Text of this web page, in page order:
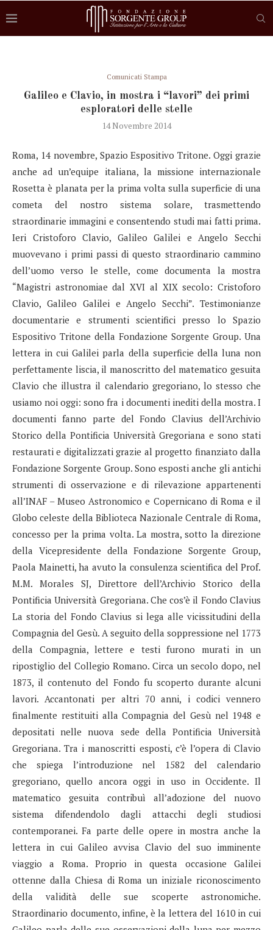
Comunicati Stampa
Galileo e Clavio, in mostra i “lavori” dei primi
esploratori delle stelle
14 Novembre 2014
Roma, 14 novembre, Spazio Espositivo Tritone. Oggi grazie
anche ad un’equipe italiana, la missione internazionale
Rosetta è planata per la prima volta sulla superficie di una
cometa del nostro sistema solare, trasmettendo
straordinarie immagini e consentendo studi mai fatti prima.
Ieri Cristoforo Clavio, Galileo Galilei e Angelo Secchi
muovevano i primi passi di questo straordinario cammino
dell’uomo verso le stelle, come documenta la mostra
“Magistri astronomiae dal XVI al XIX secolo: Cristoforo
Clavio, Galileo Galilei e Angelo Secchi”. Testimonianze
documentarie e strumenti scientifici presso lo Spazio
Espositivo Tritone della Fondazione Sorgente Group. Una
lettera in cui Galilei parla della superficie della luna non
perfettamente liscia, il manoscritto del matematico gesuita
Clavio che illustra il calendario gregoriano, lo stesso che
usiamo noi oggi: sono fra i documenti inediti della mostra. I
documenti fanno parte del Fondo Clavius dell’Archivio
Storico della Pontificia Università Gregoriana e sono stati
restaurati e digitalizzati grazie al progetto finanziato dalla
Fondazione Sorgente Group. Sono esposti anche gli antichi
strumenti di osservazione e di rilevazione appartenenti
all’INAF – Museo Astronomico e Copernicano di Roma e il
Globo celeste della Biblioteca Nazionale Centrale di Roma,
concesso per la prima volta. La mostra, sotto la direzione
della Vicepresidente della Fondazione Sorgente Group,
Paola Mainetti, ha avuto la consulenza scientifica del Prof.
M.M. Morales SJ, Direttore dell’Archivio Storico della
Pontificia Università Gregoriana. Che cos’è il Fondo Clavius
La storia del Fondo Clavius si lega alle vicissitudini della
Compagnia del Gesù. A seguito della soppressione nel 1773
della Compagnia, lettere e testi furono murati in un
ripostiglio del Collegio Romano. Circa un secolo dopo, nel
1873, il contenuto del Fondo fu scoperto durante alcuni
lavori. Accantonati per altri 70 anni, i codici vennero
finalmente restituiti alla Compagnia del Gesù nel 1948 e
depositati nelle nuova sede della Pontificia Università
Gregoriana. Tra i manoscritti esposti, c’è l’opera di Clavio
che spiega l’introduzione nel 1582 del calendario
gregoriano, quello ancora oggi in uso in Occidente. Il
matematico gesuita contribuì all’adozione del nuovo
sistema difendendolo dagli attacchi degli studiosi
contemporanei. Fa parte delle opere in mostra anche la
lettera in cui Galileo avvisa Clavio del suo imminente
viaggio a Roma. Proprio in questa occasione Galilei
ottenne dalla Chiesa di Roma un iniziale riconoscimento
della validità delle sue scoperte astronomiche.
Straordinario documento, infine, è la lettera del 1610 in cui